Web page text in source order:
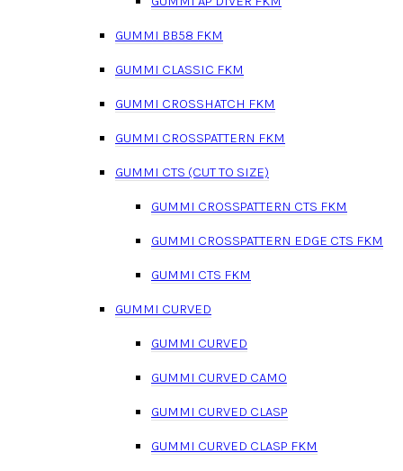
GUMMI BB58 FKM
GUMMI CLASSIC FKM
GUMMI CROSSHATCH FKM
GUMMI CROSSPATTERN FKM
GUMMI CTS (CUT TO SIZE)
GUMMI CROSSPATTERN CTS FKM
GUMMI CROSSPATTERN EDGE CTS FKM
GUMMI CTS FKM
GUMMI CURVED
GUMMI CURVED
GUMMI CURVED CAMO
GUMMI CURVED CLASP
GUMMI CURVED CLASP FKM